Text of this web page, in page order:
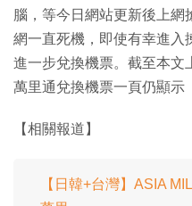
腦，等今日網站更新後上
網一直死機，即使有幸進入
進一步兌換機票。截至本文
萬里通兌換機票一頁仍顯示
【相關報道】
【日韓+台灣】ASIA